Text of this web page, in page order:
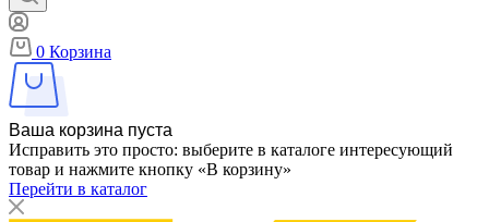
0 Корзина
Ваша корзина пуста
Исправить это просто: выберите в каталоге интересующий
товар и нажмите кнопку «В корзину»
Перейти в каталог